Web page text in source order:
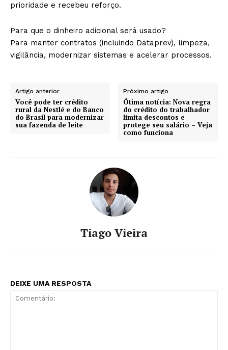
prioridade e recebeu reforço.
Para que o dinheiro adicional será usado?
Para manter contratos (incluindo Dataprev), limpeza,
vigilância, modernizar sistemas e acelerar processos.
Artigo anterior
Você pode ter crédito
rural da Nestlé e do Banco
do Brasil para modernizar
sua fazenda de leite
Próximo artigo
Ótima notícia: Nova regra
do crédito do trabalhador
limita descontos e
protege seu salário – Veja
como funciona
Tiago Vieira
DEIXE UMA RESPOSTA